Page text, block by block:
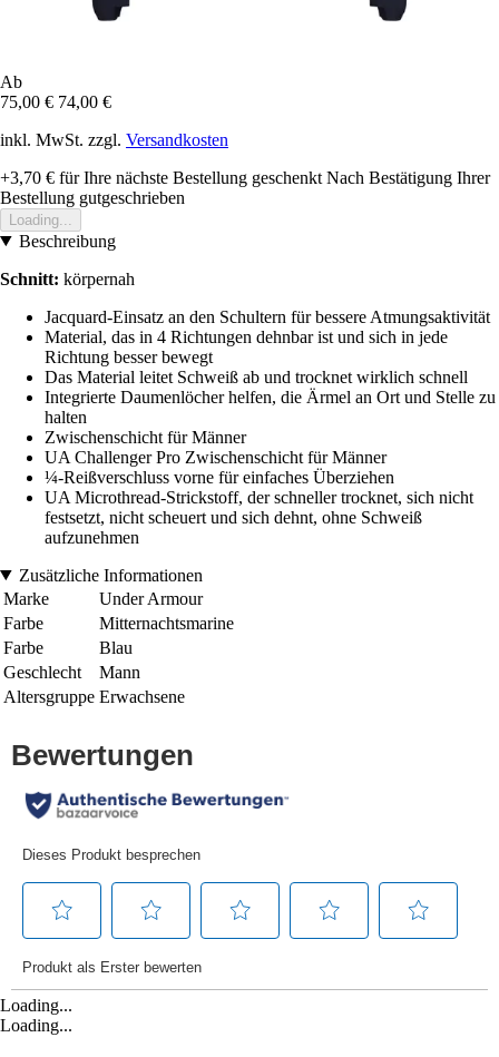
Ab
75,00 € 74,00 €
inkl. MwSt. zzgl. Versandkosten
+3,70 € für Ihre nächste Bestellung geschenkt Nach Bestätigung Ihrer
Bestellung gutgeschrieben
Loading...
Beschreibung
Schnitt: körpernah
Jacquard-Einsatz an den Schultern für bessere Atmungsaktivität
Material, das in 4 Richtungen dehnbar ist und sich in jede
Richtung besser bewegt
Das Material leitet Schweiß ab und trocknet wirklich schnell
Integrierte Daumenlöcher helfen, die Ärmel an Ort und Stelle zu
halten
Zwischenschicht für Männer
UA Challenger Pro Zwischenschicht für Männer
¼-Reißverschluss vorne für einfaches Überziehen
UA Microthread-Strickstoff, der schneller trocknet, sich nicht
festsetzt, nicht scheuert und sich dehnt, ohne Schweiß
aufzunehmen
Zusätzliche Informationen
Marke
Under Armour
Farbe
Mitternachtsmarine
Farbe
Blau
Geschlecht
Mann
Altersgruppe Erwachsene
Loading...
Loading...